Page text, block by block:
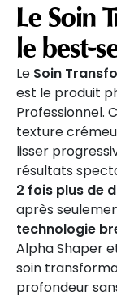
Le Soin
le best-
Le Soin
est le produit
Professionnel.
texture
lisser
résultats
2 fois plus de
après
technologie
Alpha Shaper
soin
profondeur